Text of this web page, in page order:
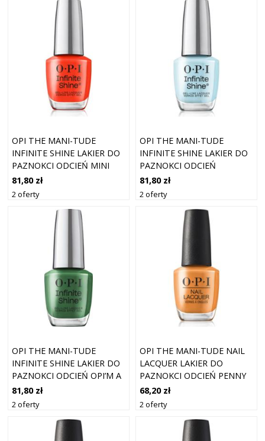
OPI THE MANI-TUDE
INFINITE SHINE LAKIER DO
PAZNOKCI ODCIEŃ MINI
PLAID FLIRT 15 ML
81,80 zł
2 oferty
OPI THE MANI-TUDE
INFINITE SHINE LAKIER DO
PAZNOKCI ODCIEŃ
TOTALLY TU-BLUE-AR 15
ML
81,80 zł
2 oferty
OPI THE MANI-TUDE
INFINITE SHINE LAKIER DO
PAZNOKCI ODCIEŃ OPI’M A
SUPERMODEL 15 ML
81,80 zł
2 oferty
OPI THE MANI-TUDE NAIL
LACQUER LAKIER DO
PAZNOKCI ODCIEŃ PENNY
LOAFER LANE 15 ML
68,20 zł
2 oferty